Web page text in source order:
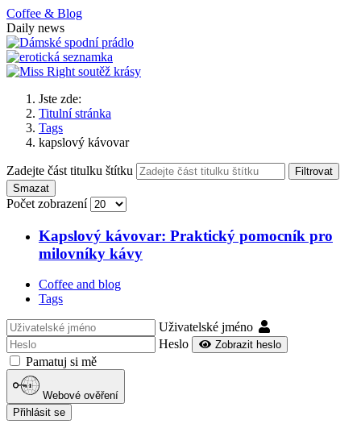
Coffee & Blog
Daily news
Jste zde:
Titulní stránka
Tags
kapslový kávovar
Zadejte část titulku štítku
Filtrovat
Smazat
Počet zobrazení
Kapslový kávovar: Praktický pomocník pro
milovníky kávy
Coffee and blog
Tags
Uživatelské jméno
Heslo
Zobrazit heslo
Pamatuj si mě
Webové ověření
Přihlásit se